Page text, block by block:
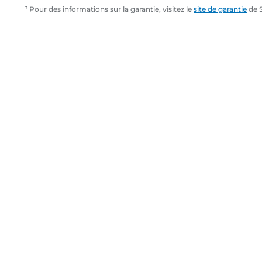
³ Pour des informations sur la garantie, visitez le site de garantie de